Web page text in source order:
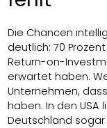
Die Chancen
deutlich: 70
Return-on-
erwartet haben.
Unternehmen,
haben. In den USA
Deutschland sogar